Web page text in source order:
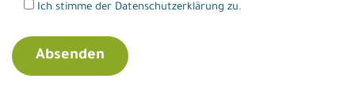
Ich stimme der Datenschutzerklärung zu.